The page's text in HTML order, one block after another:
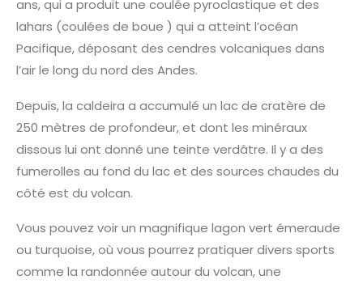
ans, qui a produit une coulée pyroclastique et des
lahars (coulées de boue ) qui a atteint l’océan
Pacifique, déposant des cendres volcaniques dans
l’air le long du nord des Andes.
Depuis, la caldeira a accumulé un lac de cratère de
250 mètres de profondeur, et dont les minéraux
dissous lui ont donné une teinte verdâtre. Il y a des
fumerolles au fond du lac et des sources chaudes du
côté est du volcan.
Vous pouvez voir un magnifique lagon vert émeraude
ou turquoise, où vous pourrez pratiquer divers sports
comme la randonnée autour du volcan, une